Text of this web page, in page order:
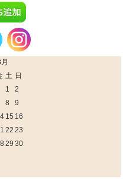
土 日
1
2
8
9
15 16
22 23
29 30